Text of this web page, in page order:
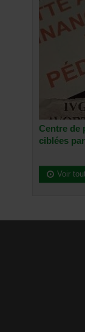
Centre de
ciblées
Voir